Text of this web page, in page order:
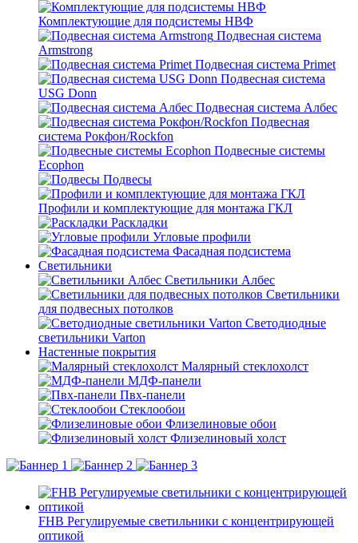
Комплектующие для подсистемы НВФ
Подвесная система
Armstrong
Подвесная система Primet
Подвесная система
USG Donn
Подвесная система Албес
Подвесная
система Рокфон/Rockfon
Подвесные системы
Ecophon
Подвесы
Профили и комплектующие для монтажа ГКЛ
Раскладки
Угловые профили
Фасадная подсистема
Светильники
Светильники Албес
Светильники
для подвесных потолков
Светодиодные
светильники Varton
Настенные покрытия
Малярный стеклохолст
МДФ-панели
Пвх-панели
Стеклообои
Флизелиновые обои
Флизелиновый холст
FHB Регулируемые светильники с концентрирующей
оптикой